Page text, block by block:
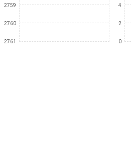
2759
2760
2761
4
2
0